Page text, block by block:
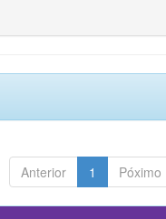
Anterior 1 Póximo